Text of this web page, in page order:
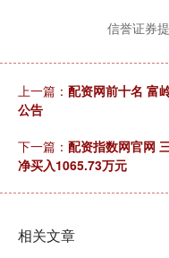
信誉证券
上一篇： 配资网前十名 富
公告
下一篇： 配资指数网官网
净买入1065.73万元
相关文章